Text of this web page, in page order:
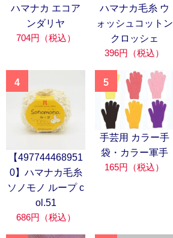
ハマナカ エコア
ンダリヤ
704円（税込）
ハマナカ毛糸 ウ
ォッシュコットン
クロッシェ
396円（税込）
4
【497744468951
0】ハマナカ毛糸
ソノモノ ループ c
ol.51
686円（税込）
5
手芸用 カラー手
袋・カラー軍手
165円（税込）